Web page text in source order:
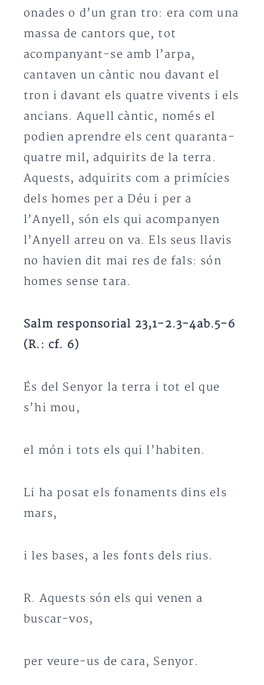
onades o d’un gran tro: era com una
massa de cantors que, tot
acompanyant-se amb l’arpa,
cantaven un càntic nou davant el
tron i davant els quatre vivents i els
ancians. Aquell càntic, només el
podien aprendre els cent quaranta-
quatre mil, adquirits de la terra.
Aquests, adquirits com a primícies
dels homes per a Déu i per a
l’Anyell, són els qui acompanyen
l’Anyell arreu on va. Els seus llavis
no havien dit mai res de fals: són
homes sense tara.
Salm responsorial 23,1-2.3-4ab.5-6
(R.: cf. 6)
És del Senyor la terra i tot el que
s’hi mou,
el món i tots els qui l’habiten.
Li ha posat els fonaments dins els
mars,
i les bases, a les fonts dels rius.
R. Aquests són els qui venen a
buscar-vos,
per veure-us de cara, Senyor.